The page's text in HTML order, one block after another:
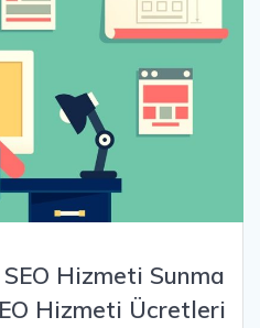
Hizmeti Sunma
Hizmeti Ücretleri